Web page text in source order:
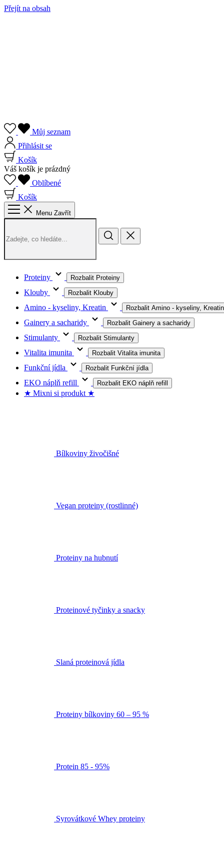
Přejít na obsah
Můj seznam
Přihlásit se
Košík
Váš košík je prázdný
Oblíbené
Košík
Menu Zavřít
Proteiny Rozbalit Proteiny
Klouby Rozbalit Klouby
Amino - kyseliny, Kreatin Rozbalit Amino - kyseliny, Kreatin
Gainery a sacharidy Rozbalit Gainery a sacharidy
Stimulanty Rozbalit Stimulanty
Vitalita imunita Rozbalit Vitalita imunita
Funkční jídla Rozbalit Funkční jídla
EKO náplň refill Rozbalit EKO náplň refill
★ Mixni si produkt ★
Bílkoviny živočišné
Vegan proteiny (rostlinné)
Proteiny na hubnutí
Proteinové tyčinky a snacky
Slaná proteinová jídla
Proteiny bílkoviny 60 – 95 %
Protein 85 - 95%
Syrovátkové Whey proteiny